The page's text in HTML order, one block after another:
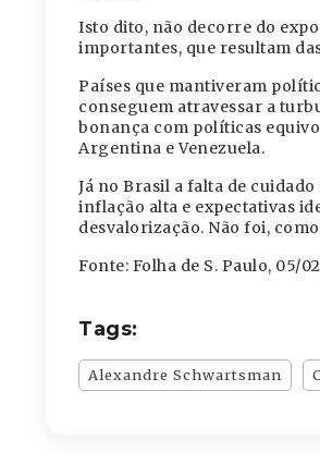
Isto dito, não decorre do
importantes, que resultam
Países que mantiveram
conseguem atravessar a
bonança com políticas
Argentina e Venezuela.
Já no Brasil a falta de
inflação alta e expectativas
desvalorização. Não foi,
Fonte: Folha de S. Paulo, 05/
Tags:
Alexandre Schwartsman